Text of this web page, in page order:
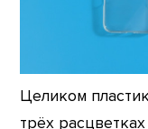
Целиком
трёх